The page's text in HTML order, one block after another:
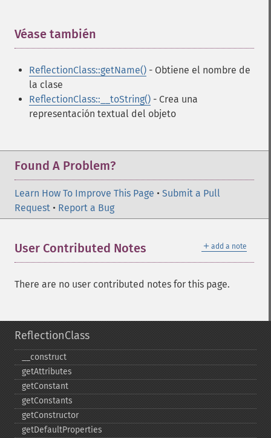
Véase también
ReflectionClass::getName() - Obtiene el nombre de
la clase
ReflectionClass::__toString() - Crea una
representación textual del objeto
Found A Problem?
Learn How To Improve This Page • Submit a Pull
Request • Report a Bug
＋ add a note
User Contributed Notes
There are no user contributed notes for this page.
ReflectionClass
_​_​construct
getAttributes
getConstant
getConstants
getConstructor
getDefaultProperties